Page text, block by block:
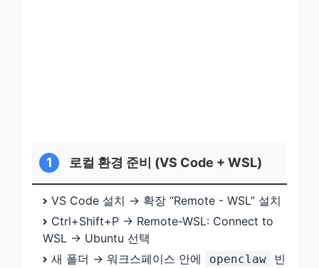
1 로컬 환경 준비 (VS Code + WSL)
VS Code 설치 → 확장 “Remote - WSL” 설치
Ctrl+Shift+P → Remote-WSL: Connect to
WSL → Ubuntu 선택
새 폴더 → 워크스페이스 안에
openclaw
빈